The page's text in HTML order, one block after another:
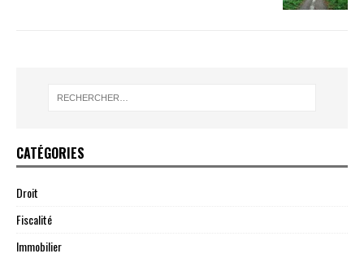
CATÉGORIES
Droit
Fiscalité
Immobilier